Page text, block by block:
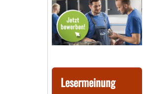
Lesermeinung